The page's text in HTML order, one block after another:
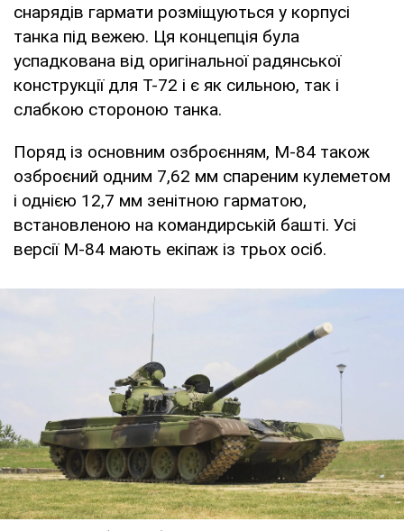
снарядів гармати розміщуються у корпусі
танка під вежею. Ця концепція була
успадкована від оригінальної радянської
конструкції для T-72 і є як сильною, так і
слабкою стороною танка.
Поряд із основним озброєнням, M-84 також
озброєний одним 7,62 мм спареним кулеметом
і однією 12,7 мм зенітною гарматою,
встановленою на командирській башті. Усі
версії M-84 мають екіпаж із трьох осіб.